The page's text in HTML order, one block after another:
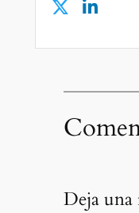
Deja una